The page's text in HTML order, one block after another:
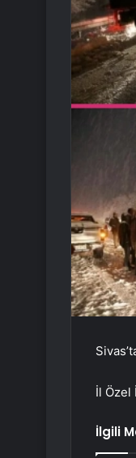
İl Özel
İlgili